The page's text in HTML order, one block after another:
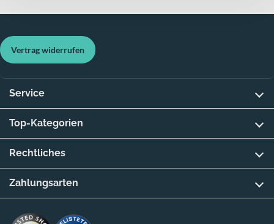
Vertrag widerrufen
Service
Top-Kategorien
Rechtliches
Zahlungsarten